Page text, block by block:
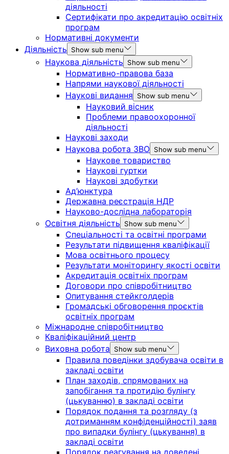
діяльності
Сертифікати про акредитацію освітніх
програм
Нормативні документи
Діяльність
Show sub menu
Наукова діяльність Show sub menu
Нормативно-правова база
Напрями наукової діяльності
Наукові видання
Show sub menu
Науковий вісник
Проблеми правоохоронної
діяльності
Наукові заходи
Наукова робота ЗВО Show sub menu
Наукове товариство
Наукові гуртки
Наукові здобутки
Ад’юнктура
Державна реєстрація НДР
Науково-дослідна лабораторія
Освітня діяльність
Show sub menu
Спеціальності та освітні програми
Результати підвищення кваліфікації
Мова освітнього процесу
Результати моніторингу якості освіти
Акредитація освітніх програм
Договори про співробітництво
Опитування стейкголдерів
Громадські обговорення проєктів
освітніх програм
Міжнародне співробітництво
Кваліфікаційний центр
Виховна робота
Show sub menu
Правила поведінки здобувача освіти в
закладі освіти
План заходів, спрямованих на
запобігання та протидію булінгу
(цькуванню) в закладі освіти
Порядок подання та розгляду (з
дотриманням конфіденційності) заяв
про випадки булінгу (цькування) в
закладі освіти